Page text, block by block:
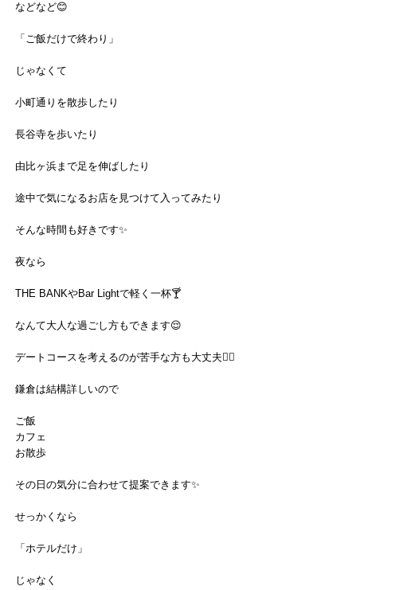
などなど😊
「ご飯だけで終わり」
じゃなくて
小町通りを散歩したり
長谷寺を歩いたり
由比ヶ浜まで足を伸ばしたり
途中で気になるお店を見つけて入ってみたり
そんな時間も好きです✨
夜なら
THE BANKやBar Lightで軽く一杯🍸
なんて大人な過ごし方もできます😌
デートコースを考えるのが苦手な方も大丈夫🙆‍♂️
鎌倉は結構詳しいので
ご飯
カフェ
お散歩
その日の気分に合わせて提案できます✨
せっかくなら
「ホテルだけ」
じゃなく